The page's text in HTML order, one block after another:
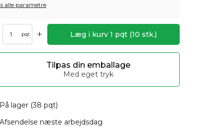
alle parametre
pqt + Læg i kurv 1 pqt (10 stk.)
Tilpas din emballage
Med eget tryk
På lager (38 pqt)
Afsendelse næste arbejdsdag